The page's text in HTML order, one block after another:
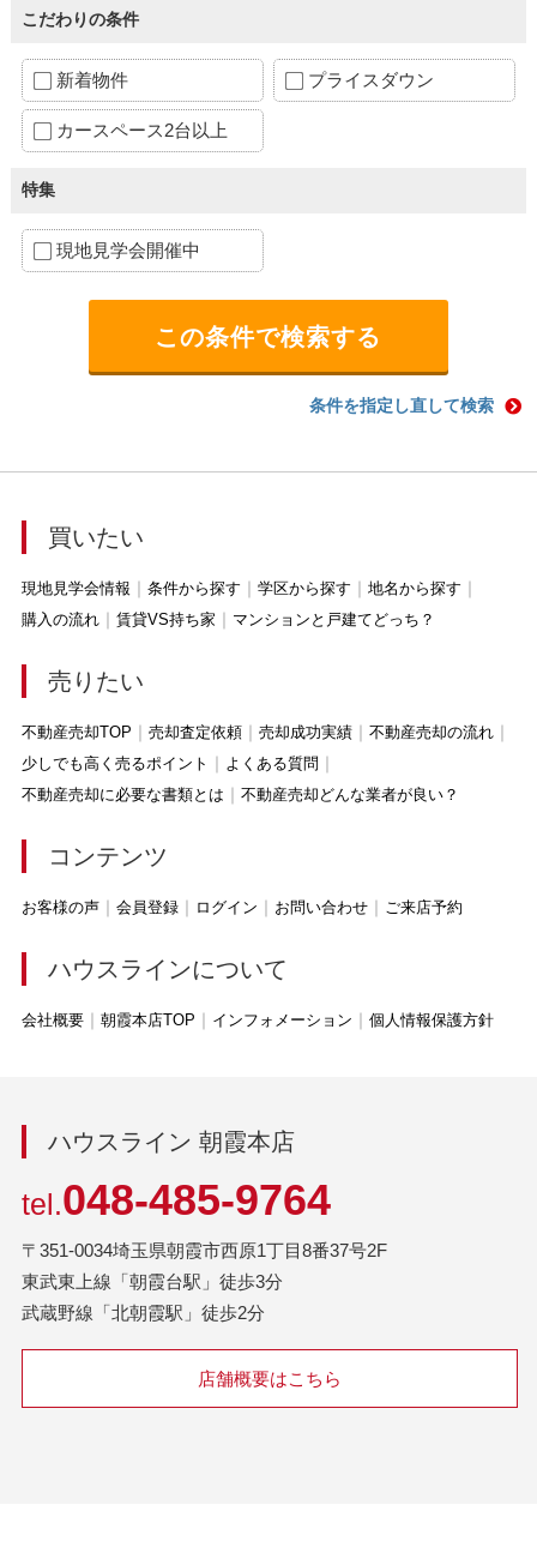
こだわりの条件
新着物件 プライスダウン
カースペース2台以上
特集
現地見学会開催中
条件を指定し直して検索
買いたい
現地見学会情報 条件から探す 学区から探す
地名から探す
購入の流れ
賃貸VS持ち家 マンションと戸建てどっち？
売りたい
不動産売却TOP 売却査定依頼 売却成功実績
不動産売却の流れ
少しでも高く売るポイント
よくある質問
不動産売却に必要な書類とは
不動産売却どんな業者が良い？
コンテンツ
お客様の声 会員登録 ログイン お問い合わせ ご来店予約
ハウスラインについて
会社概要 朝霞本店TOP インフォメーション 個人情報保護方針
ハウスライン 朝霞本店
tel.048-485-9764
〒351-0034埼玉県朝霞市西原1丁目8番37号2F
東武東上線「朝霞台駅」徒歩3分
武蔵野線「北朝霞駅」徒歩2分
店舗概要はこちら